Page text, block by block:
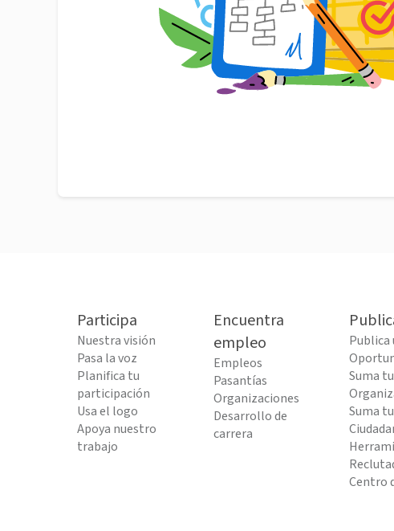
Participa
Nuestra visión
Pasa la voz
Planifica tu
participación
Usa el logo
Apoya nuestro
trabajo
Encuentra
empleo
Empleos
Pasantías
Organizaciones
Desarrollo de
carrera
Publica
Suma tu
Suma
Centro